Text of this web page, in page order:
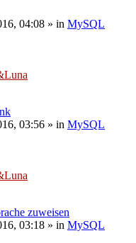
04:08 » in MySQL
03:56 » in MySQL
zuweisen
03:18 » in MySQL